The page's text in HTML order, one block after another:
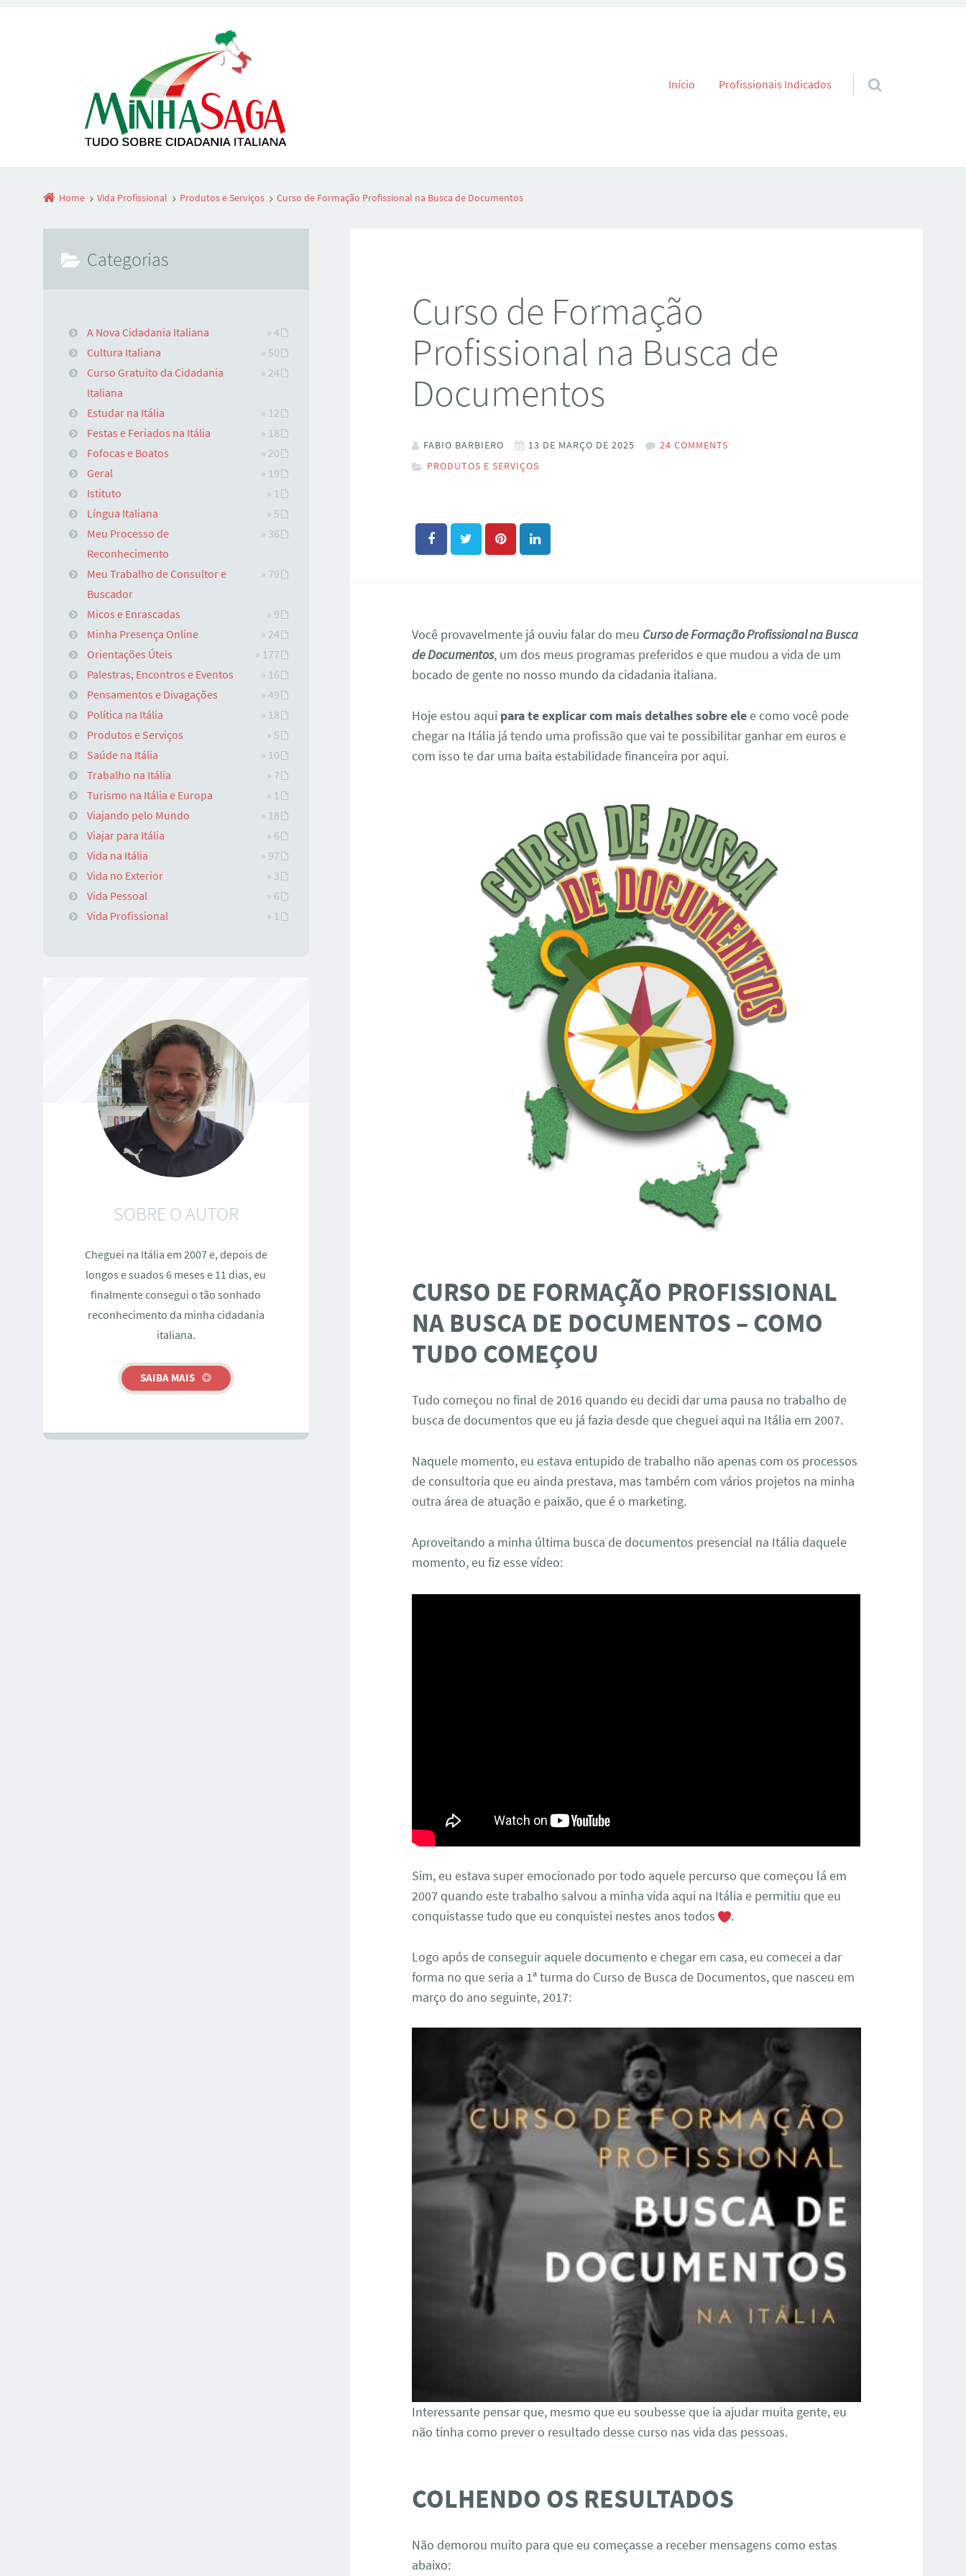
Skip to content
Início Profissionais Indicados
Home Vida Profissional Produtos e Serviços Curso de Formação Profissional na Busca de Documentos
Curso de Formação
Profissional na Busca de
Documentos
FABIO BARBIERO 13 DE MARÇO DE 2025
24 COMMENTS
PRODUTOS E SERVIÇOS
Você provavelmente já ouviu falar do meu Curso de Formação Profissional na Busca
de Documentos, um dos meus programas preferidos e que mudou a vida de um
bocado de gente no nosso mundo da cidadania italiana.
Hoje estou aqui para te explicar com mais detalhes sobre elee como você pode
chegar na Itália já tendo uma profissão que vai te possibilitar ganhar em euros e
com isso te dar uma baita estabilidade financeira por aqui.
CURSO DE FORMAÇÃO PROFISSIONAL
NA BUSCA DE DOCUMENTOS – COMO
TUDO COMEÇOU
Tudo começou no final de 2016 quando eu decidi dar uma pausa no trabalho de
busca de documentos que eu já fazia desde que cheguei aqui na Itália em 2007.
Naquele momento, eu estava entupido de trabalho não apenas com os processos
de consultoria que eu ainda prestava, mas também com vários projetos na minha
outra área de atuação e paixão, que é o marketing.
Aproveitando a minha última busca de documentos presencial na Itália daquele
momento, eu fiz esse vídeo:
Sim, eu estava super emocionado por todo aquele percurso que começou lá em
2007 quando este trabalho salvou a minha vida aqui na Itália e permitiu que eu
conquistasse tudo que eu conquistei nestes anos todos
.
Logo após de conseguir aquele documento e chegar em casa, eu comecei a dar
forma no que seria a 1ª turma do Curso de Busca de Documentos, que nasceu em
março do ano seguinte, 2017:
Interessante pensar que, mesmo que eu soubesse que ia ajudar muita gente, eu
não tinha como prever o resultado desse curso nas vida das pessoas.
COLHENDO OS RESULTADOS
Não demorou muito para que eu começasse a receber mensagens como estas
abaixo:
Categorias
A Nova Cidadania Italiana
» 4
Cultura Italiana
» 50
Curso Gratuito da Cidadania
Italiana
» 24
Estudar na Itália
» 12
Festas e Feriados na Itália
» 18
Fofocas e Boatos
» 20
Geral
» 19
Istituto
» 1
Língua Italiana
» 5
Meu Processo de
Reconhecimento
» 36
Meu Trabalho de Consultor e
Buscador
» 79
Micos e Enrascadas
» 9
Minha Presença Online
» 24
Orientações Úteis
» 177
Palestras, Encontros e Eventos
» 16
Pensamentos e Divagações
» 49
Política na Itália
» 18
Produtos e Serviços
» 5
Saúde na Itália
» 10
Trabalho na Itália
» 7
Turismo na Itália e Europa
» 1
Viajando pelo Mundo
» 18
Viajar para Itália
» 6
Vida na Itália
» 97
Vida no Exterior
» 3
Vida Pessoal
» 6
Vida Profissional
» 1
SOBRE O AUTOR
Cheguei na Itália em 2007 e, depois de
longos e suados 6 meses e 11 dias, eu
finalmente consegui o tão sonhado
reconhecimento da minha cidadania
italiana.
SAIBA MAIS